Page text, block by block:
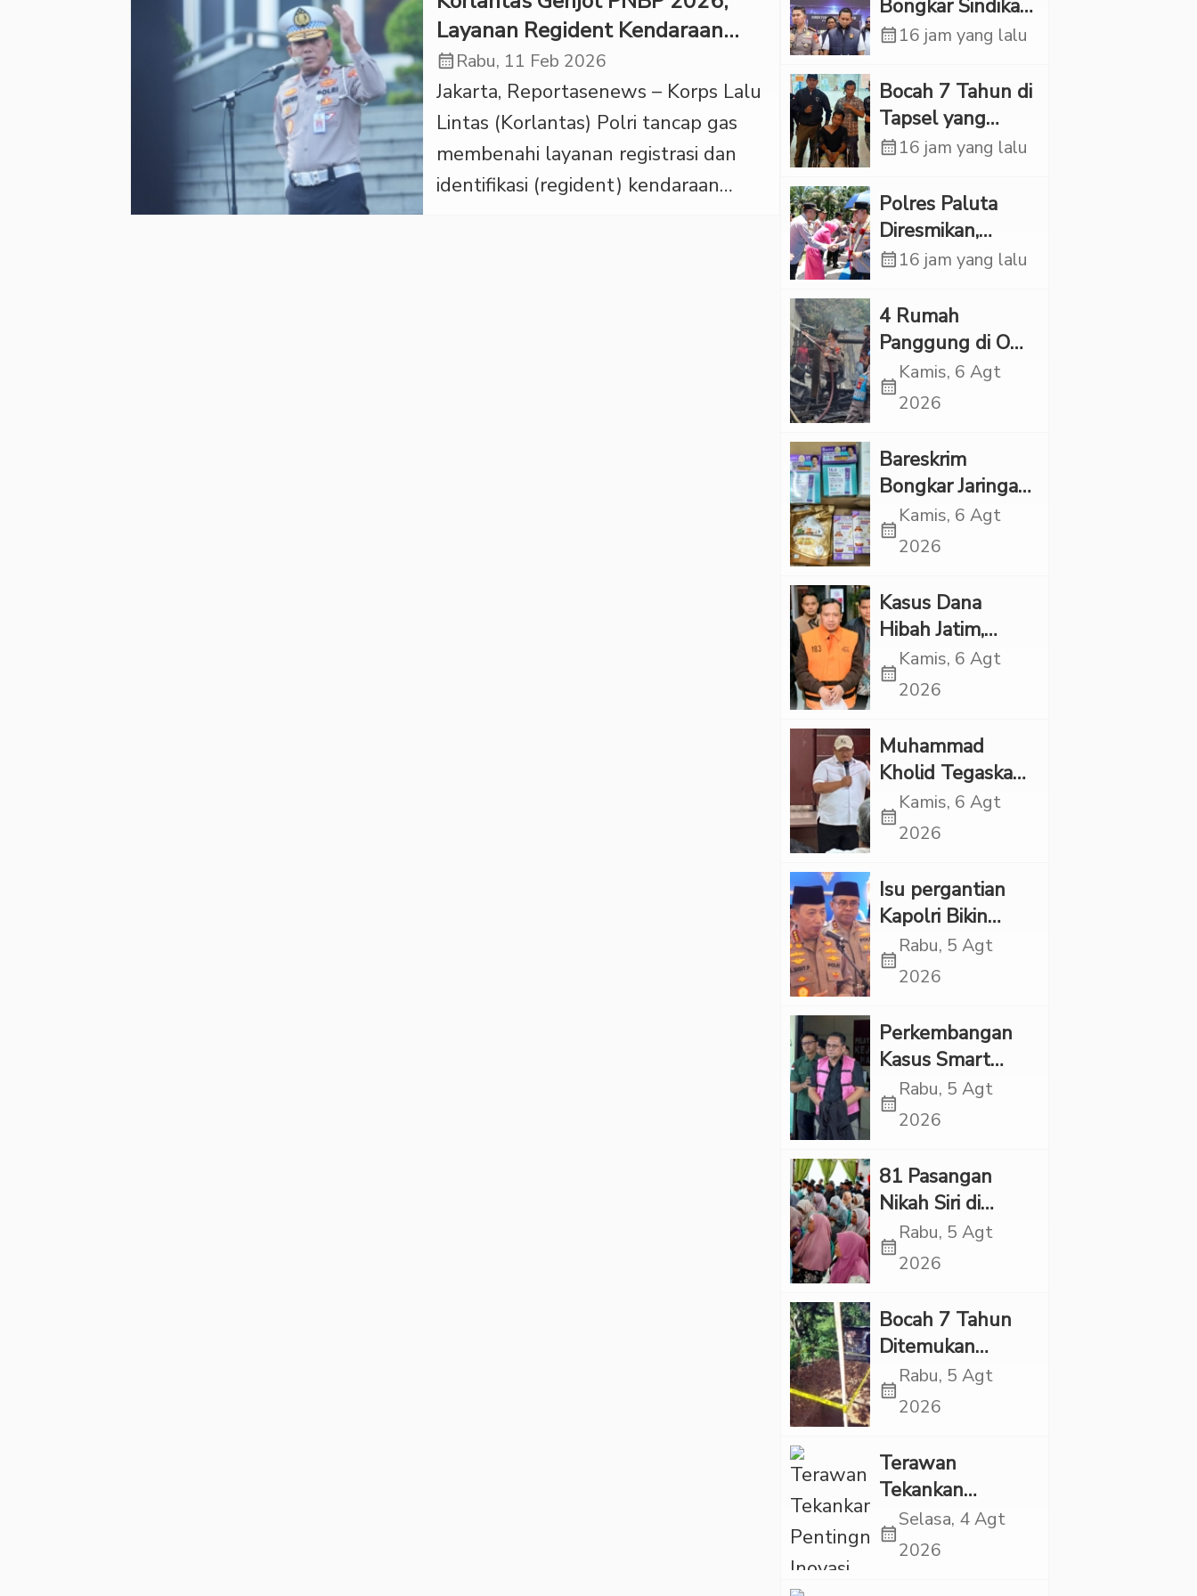
Layanan Regident Kendaraan
Bakal Serba Digital
calendar_monthRabu, 11 Feb 2026
Jakarta, Reportasenews – Korps Lalu
Lintas (Korlantas) Polri tancap gas
membenahi layanan registrasi dan
identifikasi (regident) kendaraan
Bongkar Sindikat
Scamming
Korban Rugi
Rp6,7 Miliar
calendar_month16 jam yang lalu
Bocah 7 Tahun di
Tapsel yang
Ditemukan
Ternyata Korban
Kekerasan
Seksual
calendar_month16 jam yang lalu
Polres Paluta
Diresmikan,
Begini
Kapolres Tapsel
calendar_month16 jam yang lalu
‎4 Rumah
Panggung di OKI
Ludes Terbakar,
Kerugian Capai
calendar_month
Kamis, 6 Agt
2026
Bareskrim
Bongkar Jaringan
Etomidate dari
Thailand, 4
calendar_month
Kamis, 6 Agt
2026
Kasus Dana
Hibah Jatim,
Siliwangi: Partai
Punya Tanggung
calendar_month
Kamis, 6 Agt
2026
Muhammad
Kholid Tegaskan
Propaganda
LGBT Harus
Minta Negara
Melindungi
Korban
calendar_month
Kamis, 6 Agt
2026
Isu pergantian
Kapolri Bikin
Panas, JMP Puji
Respons Jenderal
“Adem”
calendar_month
Rabu, 5 Agt
2026
Perkembangan
Kasus Smart
Village, Jaksa
Kembali Periksa
calendar_month
Rabu, 5 Agt
2026
81 Pasangan
Nikah Siri di
Tapsel Ikuti
Sidang Isbat
calendar_month
Rabu, 5 Agt
2026
Bocah 7 Tahun
Ditemukan
Tewas dalam
Sumur di Tapsel,
Kekerasan
calendar_month
Rabu, 5 Agt
2026
Terawan
Tekankan
Pentingnya
Inovasi
calendar_month
Selasa, 4 Agt
2026